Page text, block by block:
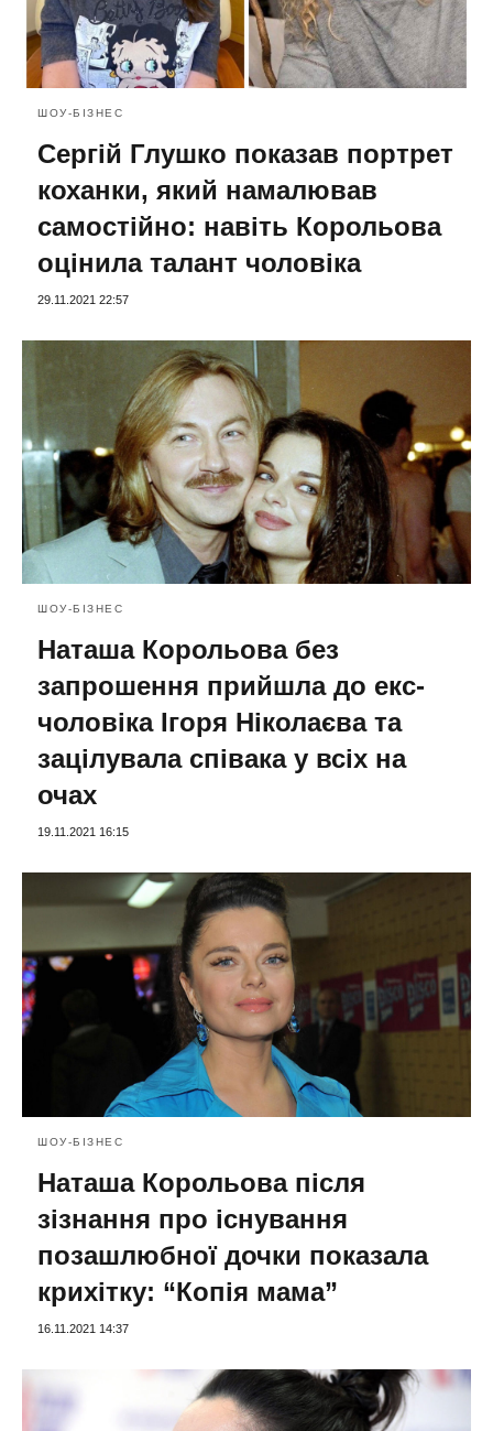
ШОУ-БІЗНЕС
Сергій Глушко показав портрет
коханки, який намалював
самостійно: навіть Корольова
оцінила талант чоловіка
29.11.2021 22:57
ШОУ-БІЗНЕС
Наташа Корольова без
запрошення прийшла до екс-
чоловіка Ігоря Ніколаєва та
зацілувала співака у всіх на
очах
19.11.2021 16:15
ШОУ-БІЗНЕС
Наташа Корольова після
зізнання про існування
позашлюбної дочки показала
крихітку: “Копія мама”
16.11.2021 14:37